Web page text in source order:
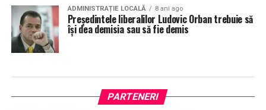
ADMINISTRAȚIE LOCALĂ 8 ani ago
Preşedintele liberalilor Ludovic Orban trebuie să
îşi dea demisia sau să fie demis
PARTENERI